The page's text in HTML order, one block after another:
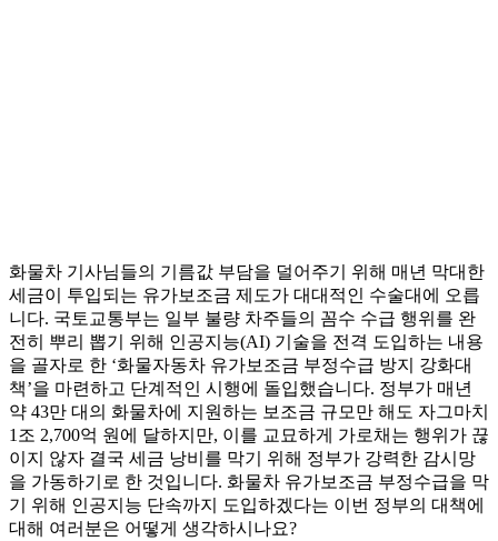
화물차 기사님들의 기름값 부담을 덜어주기 위해 매년 막대한
세금이 투입되는 유가보조금 제도가 대대적인 수술대에 오릅
니다. 국토교통부는 일부 불량 차주들의 꼼수 수급 행위를 완
전히 뿌리 뽑기 위해 인공지능(AI) 기술을 전격 도입하는 내용
을 골자로 한 ‘화물자동차 유가보조금 부정수급 방지 강화대
책’을 마련하고 단계적인 시행에 돌입했습니다. 정부가 매년
약 43만 대의 화물차에 지원하는 보조금 규모만 해도 자그마치
1조 2,700억 원에 달하지만, 이를 교묘하게 가로채는 행위가 끊
이지 않자 결국 세금 낭비를 막기 위해 정부가 강력한 감시망
을 가동하기로 한 것입니다. 화물차 유가보조금 부정수급을 막
기 위해 인공지능 단속까지 도입하겠다는 이번 정부의 대책에
대해 여러분은 어떻게 생각하시나요?